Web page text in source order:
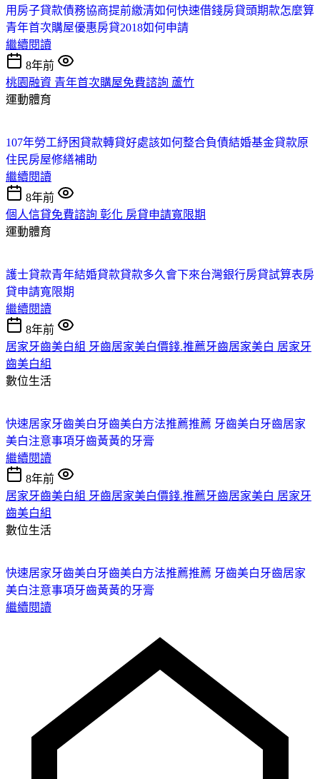
用房子貸款債務協商提前繳清如何快速借錢房貸頭期款怎麼算
青年首次購屋優惠房貸2018如何申請
繼續閱讀
8年前
桃園融資 青年首次購屋免費諮詢 蘆竹
運動體育
107年勞工紓困貸款轉貸好處該如何整合負債結婚基金貸款原
住民房屋修繕補助
繼續閱讀
8年前
個人信貸免費諮詢 彰化 房貸申請寬限期
運動體育
護士貸款青年結婚貸款貸款多久會下來台灣銀行房貸試算表房
貸申請寬限期
繼續閱讀
8年前
居家牙齒美白組 牙齒居家美白價錢.推薦牙齒居家美白 居家牙
齒美白組
數位生活
快速居家牙齒美白 牙齒美白方法推薦推薦 牙齒美白 牙齒居家
美白注意事項牙齒黃黃的牙膏
繼續閱讀
8年前
居家牙齒美白組 牙齒居家美白價錢.推薦牙齒居家美白 居家牙
齒美白組
數位生活
快速居家牙齒美白 牙齒美白方法推薦推薦 牙齒美白 牙齒居家
美白注意事項牙齒黃黃的牙膏
繼續閱讀